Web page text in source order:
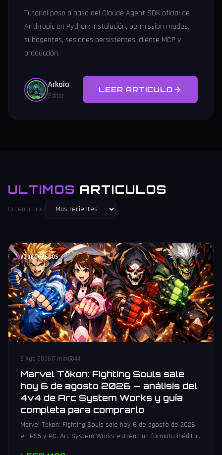
Tutorial paso a paso del Claude Agent SDK oficial de
Anthropic en Python: instalación, permission modes,
subagentes, sesiones persistentes, cliente MCP y
producción.
Arkaia
Editor
LEER ARTICULO
ULTIMOS ARTICULOS
Ordenar por:
VIDEOJUEGOS
6 Ago 202617 min 44
Marvel Tōkon: Fighting Souls sale
hoy 6 de agosto 2026 — análisis del
4v4 de Arc System Works y guía
completa para comprarlo
Marvel Tōkon: Fighting Souls sale hoy 6 de agosto de 2026
en PS5 y PC. Arc System Works estrena un formato inédito